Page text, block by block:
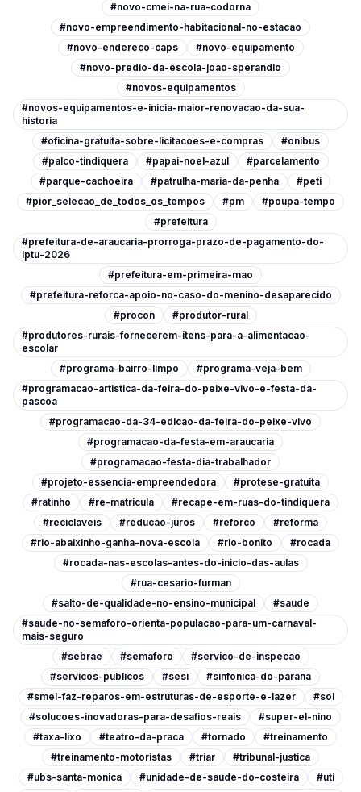
#novo-cmei-na-rua-codorna
#novo-empreendimento-habitacional-no-estacao
#novo-endereco-caps
#novo-equipamento
#novo-predio-da-escola-joao-sperandio
#novos-equipamentos
#novos-equipamentos-e-inicia-maior-renovacao-da-sua-
historia
#oficina-gratuita-sobre-licitacoes-e-compras
#onibus
#palco-tindiquera
#papai-noel-azul
#parcelamento
#parque-cachoeira
#patrulha-maria-da-penha
#peti
#pior_selecao_de_todos_os_tempos
#pm
#poupa-tempo
#prefeitura
#prefeitura-de-araucaria-prorroga-prazo-de-pagamento-do-
iptu-2026
#prefeitura-em-primeira-mao
#prefeitura-reforca-apoio-no-caso-do-menino-desaparecido
#procon
#produtor-rural
#produtores-rurais-fornecerem-itens-para-a-alimentacao-
escolar
#programa-bairro-limpo
#programa-veja-bem
#programacao-artistica-da-feira-do-peixe-vivo-e-festa-da-
pascoa
#programacao-da-34-edicao-da-feira-do-peixe-vivo
#programacao-da-festa-em-araucaria
#programacao-festa-dia-trabalhador
#projeto-essencia-empreendedora
#protese-gratuita
#ratinho
#re-matricula
#recape-em-ruas-do-tindiquera
#reciclaveis
#reducao-juros #reforco
#reforma
#rio-abaixinho-ganha-nova-escola
#rio-bonito
#rocada
#rocada-nas-escolas-antes-do-inicio-das-aulas
#rua-cesario-furman
#salto-de-qualidade-no-ensino-municipal
#saude
#saude-no-semaforo-orienta-populacao-para-um-carnaval-
mais-seguro
#sebrae
#semaforo
#servico-de-inspecao
#servicos-publicos
#sesi
#sinfonica-do-parana
#smel-faz-reparos-em-estruturas-de-esporte-e-lazer
#sol
#solucoes-inovadoras-para-desafios-reais
#super-el-nino
#taxa-lixo
#teatro-da-praca #tornado
#treinamento
#treinamento-motoristas
#triar
#tribunal-justica
#ubs-santa-monica
#unidade-de-saude-do-costeira
#uti